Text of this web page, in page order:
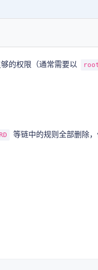
的权限（通常需要以
等链中的规则全部删除